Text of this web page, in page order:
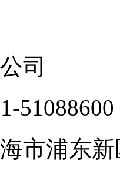
司
51088600
海市浦东新